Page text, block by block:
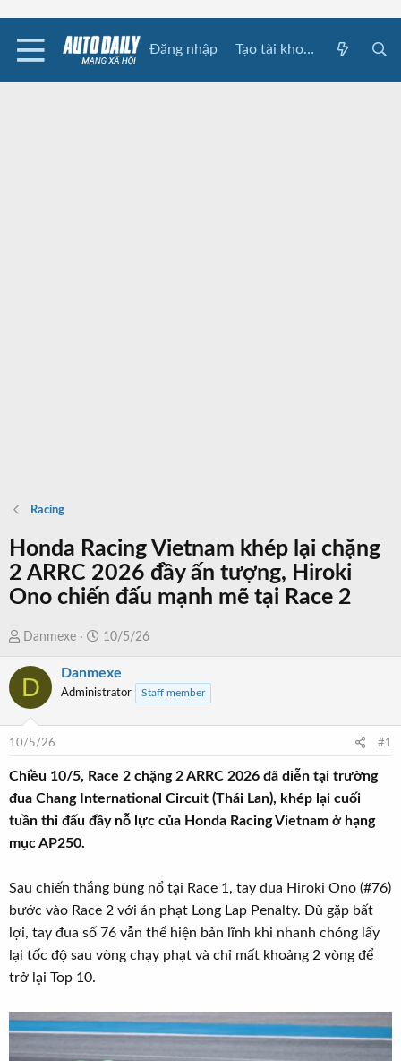
Đăng nhập Tạo tài khoản
Racing
Honda Racing Vietnam khép lại chặng
2 ARRC 2026 đầy ấn tượng, Hiroki
Ono chiến đấu mạnh mẽ tại Race 2
T
r
e
d
t
a
r
e
Danmexe
N
à
y
đ
ầ
u
10/5/26
D Danmexe
Administrator Staff member
10/5/26 #1
Chiều 10/5, Race 2 chặng 2 ARRC 2026 đã diễn tại trường
đua Chang International Circuit (Thái Lan), khép lại cuối
tuần thi đấu đầy nỗ lực của Honda Racing Vietnam ở hạng
mục AP250.
Sau chiến thắng bùng nổ tại Race 1, tay đua Hiroki Ono (#76)
bước vào Race 2 với án phạt Long Lap Penalty. Dù gặp bất
lợi, tay đua số 76 vẫn thể hiện bản lĩnh khi nhanh chóng lấy
lại tốc độ sau vòng chạy phạt và chỉ mất khoảng 2 vòng để
trở lại Top 10.